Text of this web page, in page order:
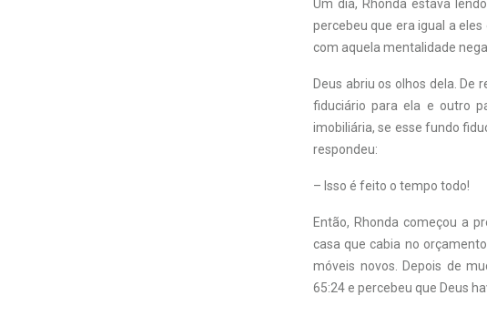
Um dia, Rhonda estava
percebeu que era igual a
com aquela mentalidade
Deus abriu os olhos dela. De
fiduciário para ela e outro
imobiliária, se esse fundo
respondeu:
– Isso é feito o tempo todo!
Então, Rhonda começou a
casa que cabia no
móveis novos. Depois de
65:24 e percebeu que Deus